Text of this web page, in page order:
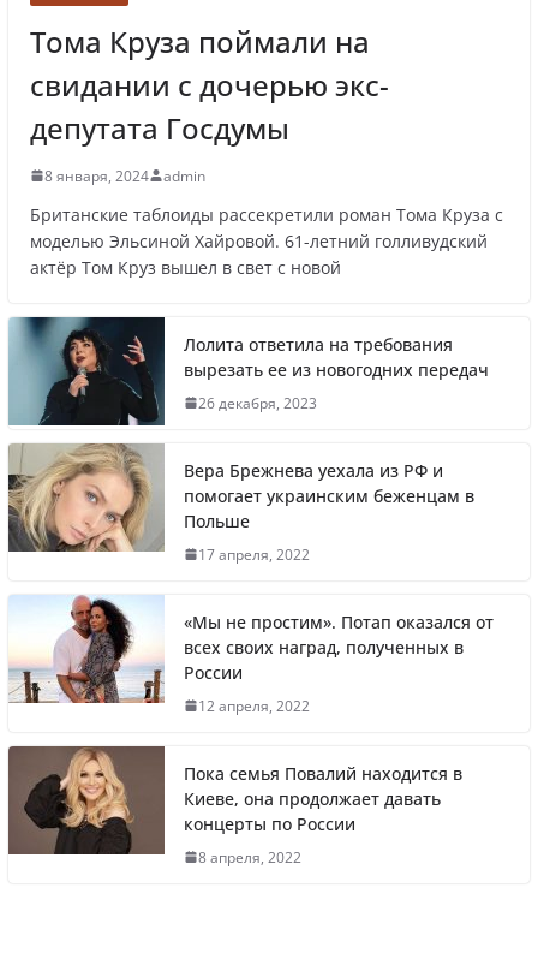
Врачи рассказали о состоянии младенца,
которого бросили замерзать на остановке
Названы регионы России, где
продолжилась мобилизация
Что заявил многолетний друг Путина
Житель Швеции продал яхту и купил
Вера Брежнева уехала из РФ и помогает
Литва первой в Европе полностью
Тома Круза поймали на
свидании с дочерью экс-
депутата Госдумы
8 января, 2024 admin
Британские таблоиды рассекретили роман Тома Круза с
моделью Эльсиной Хайровой. 61-летний голливудский
актёр Том Круз вышел в свет с новой
Лолита ответила на требования
вырезать ее из новогодних передач
26 декабря, 2023
Вера Брежнева уехала из РФ и
помогает украинским беженцам в
Польше
17 апреля, 2022
«Мы не простим». Потап оказался от
всех своих наград, полученных в
России
12 апреля, 2022
Пока семья Повалий находится в
Киеве, она продолжает давать
концерты по России
8 апреля, 2022